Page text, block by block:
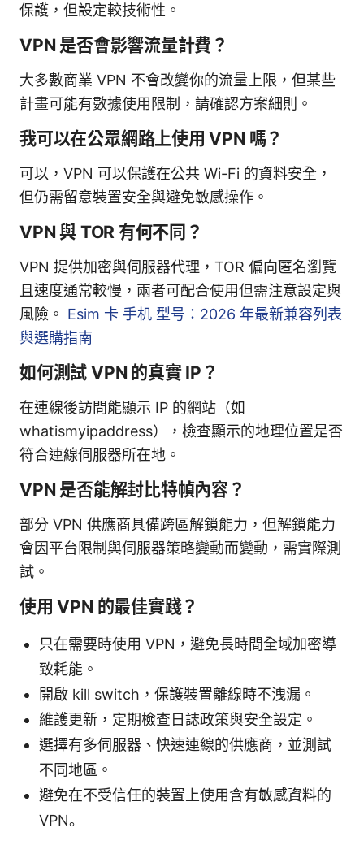
保護，但設定較技術性。
VPN 是否會影響流量計費？
大多數商業 VPN 不會改變你的流量上限，但某些
計畫可能有數據使用限制，請確認方案細則。
我可以在公眾網路上使用 VPN 嗎？
可以，VPN 可以保護在公共 Wi-Fi 的資料安全，
但仍需留意裝置安全與避免敏感操作。
VPN 與 TOR 有何不同？
VPN 提供加密與伺服器代理，TOR 偏向匿名瀏覽
且速度通常較慢，兩者可配合使用但需注意設定與
風險。 Esim 卡 手机 型号：2026 年最新兼容列表
與選購指南
如何測試 VPN 的真實 IP？
在連線後訪問能顯示 IP 的網站（如
whatismyipaddress），檢查顯示的地理位置是否
符合連線伺服器所在地。
VPN 是否能解封比特幀內容？
部分 VPN 供應商具備跨區解鎖能力，但解鎖能力
會因平台限制與伺服器策略變動而變動，需實際測
試。
使用 VPN 的最佳實踐？
只在需要時使用 VPN，避免長時間全域加密導
致耗能。
開啟 kill switch，保護裝置離線時不洩漏。
維護更新，定期檢查日誌政策與安全設定。
選擇有多伺服器、快速連線的供應商，並測試
不同地區。
避免在不受信任的裝置上使用含有敏感資料的
VPN。